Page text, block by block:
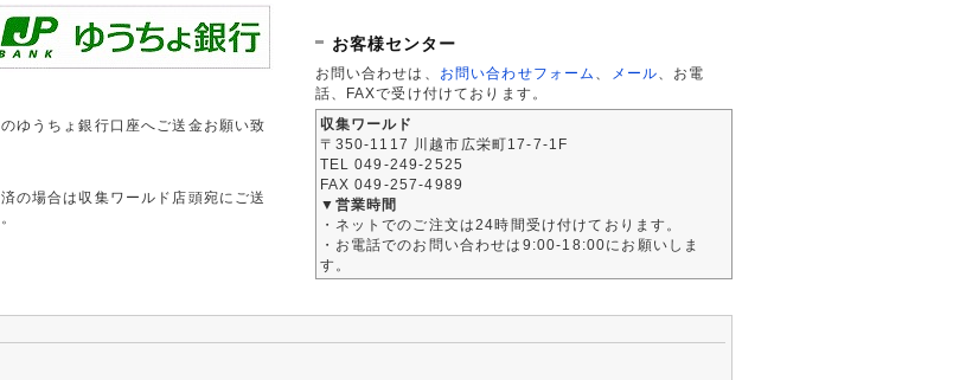
ゆうちょ銀行口座へご送金お願い致
の場合は収集ワールド店頭宛にご送
お客様センター
お問い合わせは、 お問い合わせフォーム メール 、お電
話、FAXで受け付けております。
収集ワールド
〒350-1117 川越市広栄町17-7-1F
TEL 049-249-2525
FAX 049-257-4989
▼営業時間
・ネットでのご注文は24時間受け付けております。
・お電話でのお問い合わせは9:00-18:00にお願いしま
す。